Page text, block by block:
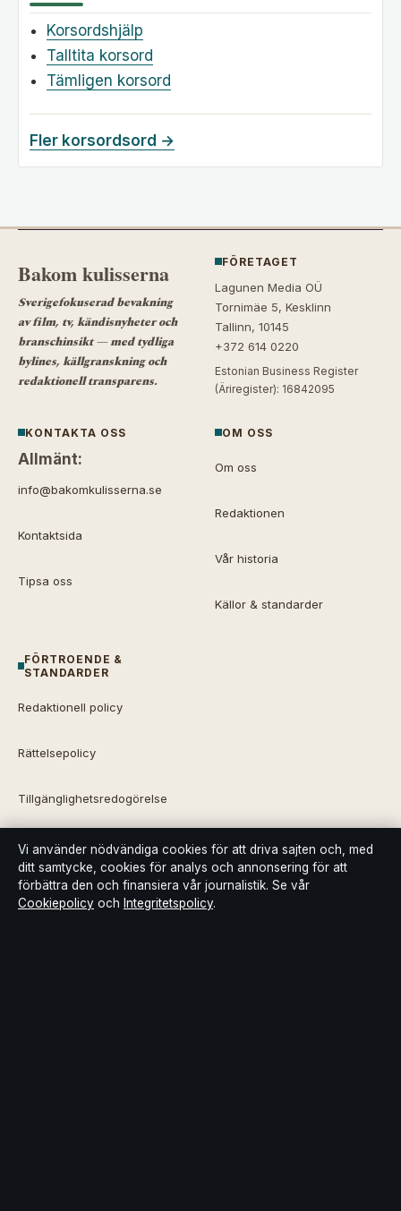
Korsordshjälp
Talltita korsord
Tämligen korsord
Fler korsordsord →
Bakom kulisserna
Sverigefokuserad bevakning
av film, tv, kändisnyheter och
branschinsikt — med tydliga
bylines, källgranskning och
redaktionell transparens.
FÖRETAGET
Lagunen Media OÜ
Tornimäe 5, Kesklinn
Tallinn, 10145
+372 614 0220
Estonian Business Register
(Äriregister): 16842095
KONTAKTA OSS
Allmänt:
info@bakomkulisserna.se
Kontaktsida
Tipsa oss
OM OSS
Om oss
Redaktionen
Vår historia
Källor & standarder
FÖRTROENDE &
STANDARDER
Redaktionell policy
Rättelsepolicy
Tillgänglighetsredogörelse
Integritetspolicy
Kändisar & integritet
Vi använder nödvändiga cookies för att driva sajten och, med
ditt samtycke, cookies för analys och annonsering för att
förbättra den och finansiera vår journalistik. Se vår
Cookiepolicy och Integritetspolicy.